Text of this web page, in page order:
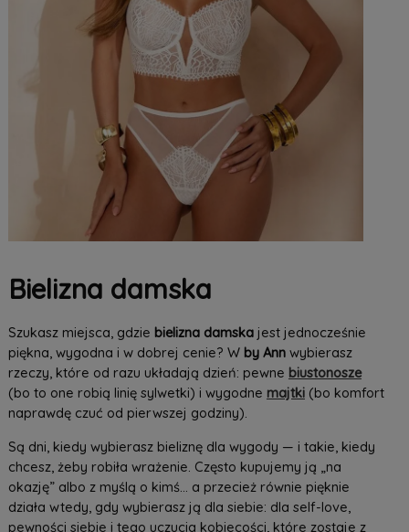
Bielizna damska
Szukasz miejsca, gdzie bielizna damskajest jednocześnie
piękna, wygodna i w dobrej cenie? W by Annwybierasz
rzeczy, które od razu układają dzień: pewne biustonosze
(bo to one robią linię sylwetki) i wygodne majtki(bo komfort
naprawdę czuć od pierwszej godziny).
Są dni, kiedy wybierasz bieliznę dla wygody — i takie, kiedy
chcesz, żeby robiła wrażenie. Często kupujemy ją „na
okazję” albo z myślą o kimś… a przecież równie pięknie
działa wtedy, gdy wybierasz ją dla siebie: dla self-love,
pewności siebie i tego uczucia kobiecości, które zostaje z